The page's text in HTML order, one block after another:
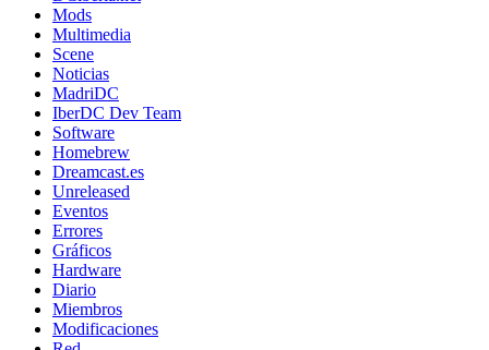
Mods
Multimedia
Scene
Noticias
MadriDC
IberDC Dev Team
Software
Homebrew
Dreamcast.es
Unreleased
Eventos
Errores
Gráficos
Hardware
Diario
Miembros
Modificaciones